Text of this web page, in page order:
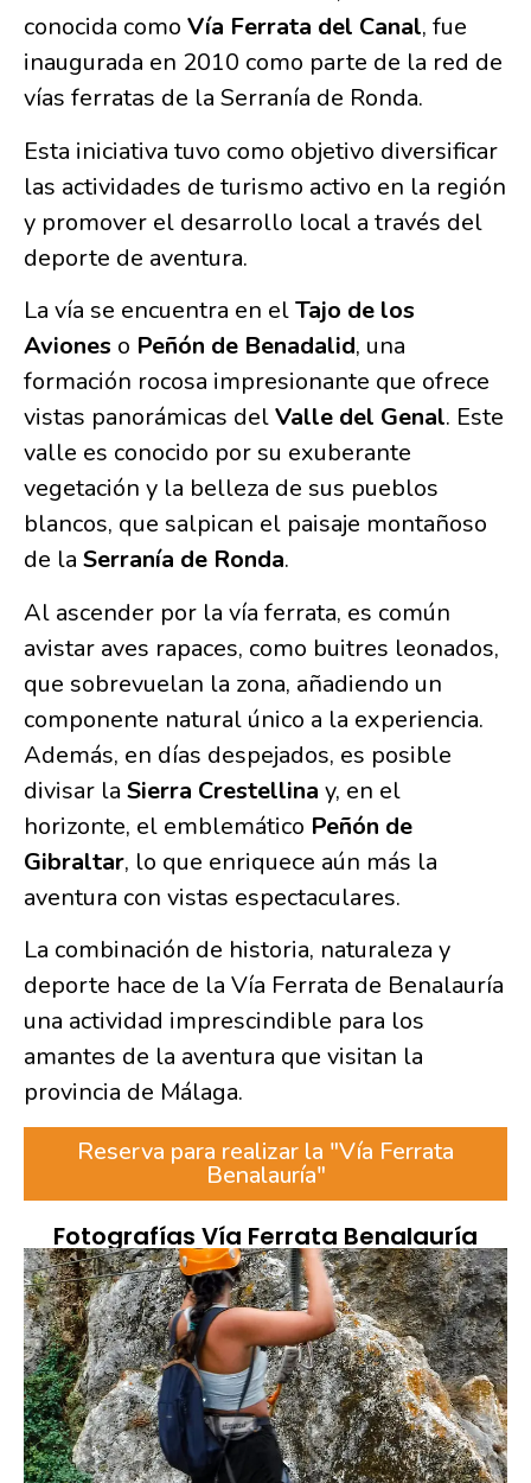
conocida como Vía Ferrata del Canal, fue
inaugurada en 2010 como parte de la red de
vías ferratas de la Serranía de Ronda.
Esta iniciativa tuvo como objetivo diversificar
las actividades de turismo activo en la región
y promover el desarrollo local a través del
deporte de aventura.
La vía se encuentra en elTajo de los
Aviones o Peñón de Benadalid, una
formación rocosa impresionante que ofrece
vistas panorámicas delValle del Genal. Este
valle es conocido por su exuberante
vegetación y la belleza de sus pueblos
blancos, que salpican el paisaje montañoso
de la Serranía de Ronda.
Al ascender por la vía ferrata, es común
avistar aves rapaces, como buitres leonados,
que sobrevuelan la zona, añadiendo un
componente natural único a la experiencia.
Además, en días despejados, es posible
divisar la Sierra Crestellina y, en el
horizonte, el emblemático Peñón de
Gibraltar, lo que enriquece aún más la
aventura con vistas espectaculares.
La combinación de historia, naturaleza y
deporte hace de la Vía Ferrata de Benalauría
una actividad imprescindible para los
amantes de la aventura que visitan la
provincia de Málaga.
Reserva para realizar la "Vía Ferrata
Benalauría"
Fotografías Vía Ferrata Benalauría